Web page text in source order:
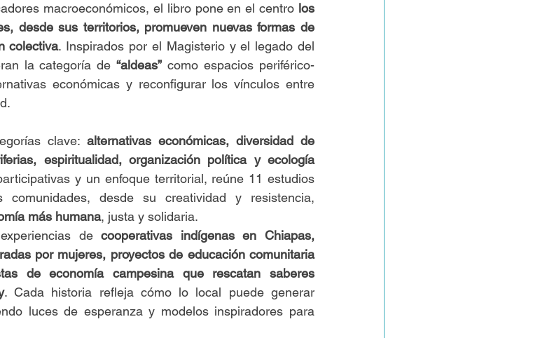
macroeconómicos, el libro pone en el centro los
desde sus territorios, promueven nuevas formas de
colectiva. Inspirados por el Magisterio y el legado del
la categoría de “aldeas” como espacios periférico-
económicas y reconfigurar los vínculos entre
clave: alternativas económicas, diversidad de
espiritualidad, organización política y ecología
y un enfoque territorial, reúne 11 estudios
desde su creatividad y resistencia,
más humana, justa y solidaria.
de cooperativas indígenas en Chiapas,
por mujeres, proyectos de educación comunitaria
de economía campesina que rescatan saberes
. Cada historia refleja cómo lo local puede generar
luces de esperanza y modelos inspiradores para